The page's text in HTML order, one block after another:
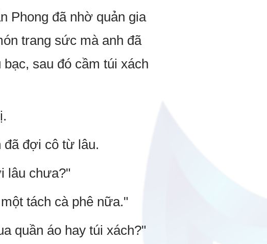
Phong đã nhờ quản gia
trang sức mà anh đã
sau đó cầm túi xách
đã đợi cô từ lâu.
lâu chưa?"
tách cà phê nữa."
quần áo hay túi xách?"